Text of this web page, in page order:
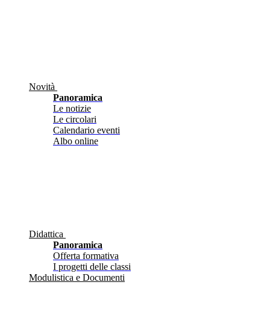
Novità
Panoramica
Le notizie
Le circolari
Calendario eventi
Albo online
Didattica
Panoramica
Offerta formativa
I progetti delle classi
Modulistica e Documenti